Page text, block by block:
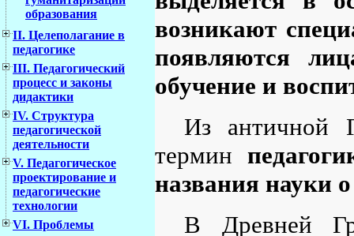
образования
II. Целеполагание в
педагогике
III. Педагогический
процесс и законы
дидактики
IV. Структура
педагогической
деятельности
V. Педагогическое
проектирование и
педагогические
технологии
VI. Проблемы
возникают
появляются
обучение и
Из античной
термин
названия науки
В Древней